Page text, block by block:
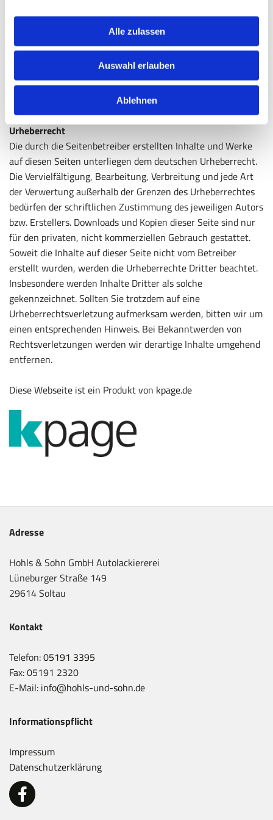
Alle zulassen
Auswahl erlauben
Ablehnen
Eine permanente inhaltliche Kontrolle der verlinkten Seiten
ist jedoch ohne konkrete Anhaltspunkte einer
Rechtsverletzung nicht zumutbar. Bei Bekanntwerden von
Rechtsverletzungen werden wir derartige Links umgehend
Urheberrecht
Die durch die Seitenbetreiber erstellten Inhalte und Werke
auf diesen Seiten unterliegen dem deutschen Urheberrecht.
Die Vervielfältigung, Bearbeitung, Verbreitung und jede Art
der Verwertung außerhalb der Grenzen des Urheberrechtes
bedürfen der schriftlichen Zustimmung des jeweiligen Autors
bzw. Erstellers. Downloads und Kopien dieser Seite sind nur
für den privaten, nicht kommerziellen Gebrauch gestattet.
Soweit die Inhalte auf dieser Seite nicht vom Betreiber
erstellt wurden, werden die Urheberrechte Dritter beachtet.
Insbesondere werden Inhalte Dritter als solche
gekennzeichnet. Sollten Sie trotzdem auf eine
Urheberrechtsverletzung aufmerksam werden, bitten wir um
einen entsprechenden Hinweis. Bei Bekanntwerden von
Rechtsverletzungen werden wir derartige Inhalte umgehend
entfernen.
Diese Webseite ist ein Produkt von kpage.de
Adresse
Hohls & Sohn GmbH Autolackiererei
Lüneburger Straße 149
29614 Soltau
Kontakt
Telefon:05191 3395
Fax: 05191 2320
E-Mail: info@hohls-und-sohn.de
Informationspflicht
Impressum
Datenschutzerklärung